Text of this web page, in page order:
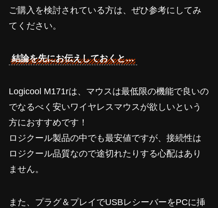
ご購入を検討されている方は、ぜひ参考にしてみ
てください。
結論を先にお伝えしておくと…
Logicool M171rは、マウスは最低限の機能で良いの
でなるべく安いワイヤレスマウスが欲しいという
方におすすめです！
ロジクール製品の中でも最安値ですが、接続性は
ロジクール品質なので途切れたりする心配はあり
ません。
また、プラグ＆プレイでUSBレシーバーをPCに挿